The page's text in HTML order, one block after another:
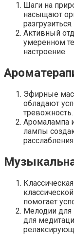
Шаги на
насыщают
разгрузиться.
Активный
умеренном
настроение.
Эфирные
обладают
тревожность.
Аромалампа
лампы
расслабления.
помогает
Мелодии для
для